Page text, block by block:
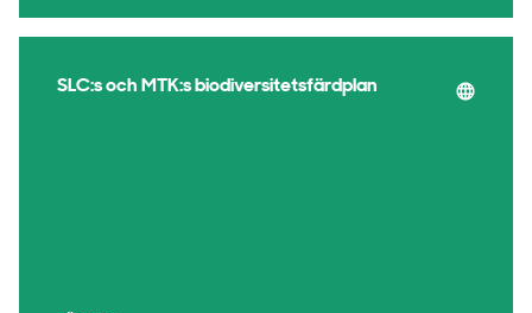
SLC:s och MTK:s biodiversitetsfärdplan